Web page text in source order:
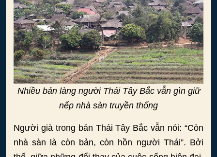
Nhiều bản làng người Thái Tây Bắc vẫn gìn giữ
nếp nhà sàn truyền thống
Người già trong bản Thái Tây Bắc vẫn nói: “Còn
nhà sàn là còn bản, còn hồn người Thái”. Bởi